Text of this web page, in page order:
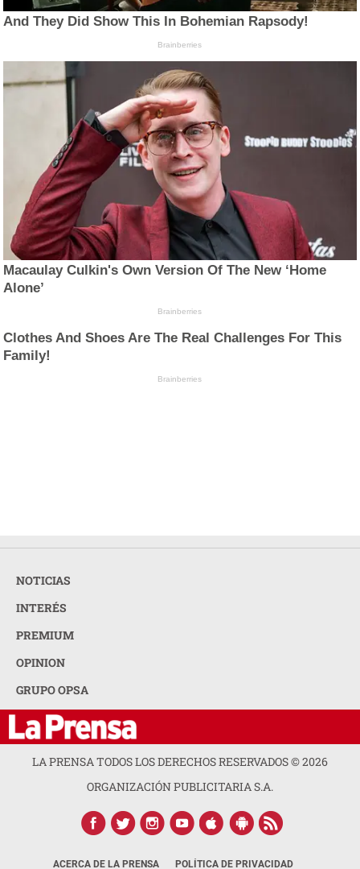
And They Did Show This In Bohemian Rapsody!
Brainberries
Macaulay Culkin's Own Version Of The New ‘Home
Alone’
Brainberries
Clothes And Shoes Are The Real Challenges For This
Family!
Brainberries
NOTICIAS
INTERÉS
PREMIUM
OPINION
GRUPO OPSA
LA PRENSA TODOS LOS DERECHOS RESERVADOS ©2026
ORGANIZACIÓN PUBLICITARIA S.A.
ACERCA DE LA PRENSA POLÍTICA DE PRIVACIDAD